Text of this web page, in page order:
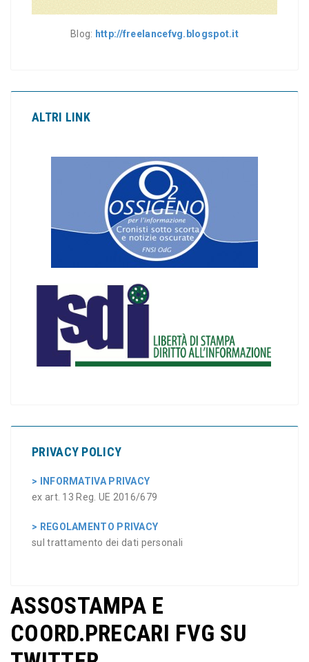
Blog: http://freelancefvg.blogspot.it
ALTRI LINK
PRIVACY POLICY
> INFORMATIVA PRIVACY
ex art. 13 Reg. UE 2016/679
> REGOLAMENTO PRIVACY
sul trattamento dei dati personali
ASSOSTAMPA E
COORD.PRECARI FVG SU